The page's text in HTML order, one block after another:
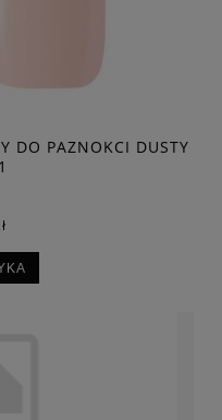
DO PAZNOKCI DUSTY